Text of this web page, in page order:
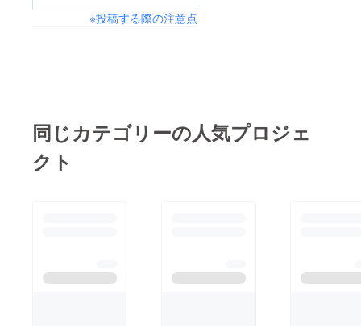
い致します。 名無し
の東北県人
支援分加算:73% 上
す。 今回もご支援頂
きました資金は全額責
ドファンディングによ
※投稿する際の注意点
同じカテゴリーの人気プロジェ
クト